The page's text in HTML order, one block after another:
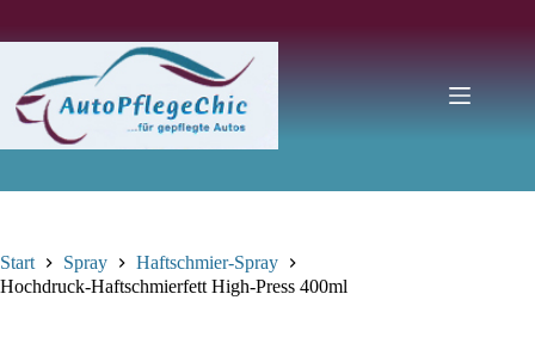
Start Spray
Haftschmier-Spray
Hochdruck-Haftschmierfett High-Press 400ml